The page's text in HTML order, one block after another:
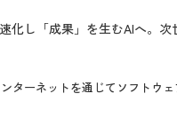
化し「成果」を生むAIへ。
ーネットを通じてソフトウェ